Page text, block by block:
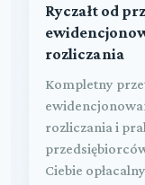
Ryczałt od
rozliczania
Kompletny
rozliczania i
Ciebie